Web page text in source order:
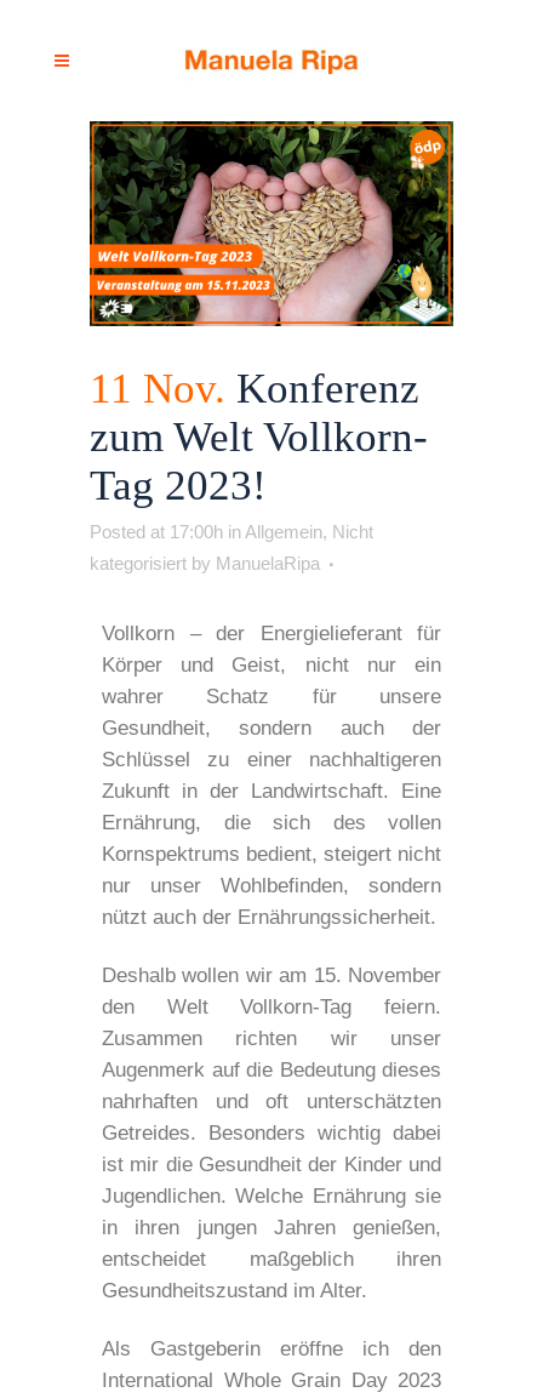
11 Nov. Konferenz
zum Welt Vollkorn-
Tag 2023!
Posted at 17:00h inAllgemein, Nicht
kategorisiert by ManuelaRipa
Vollkorn – der Energielieferant für
Körper und Geist, nicht nur ein
wahrer Schatz für unsere
Gesundheit, sondern auch der
Schlüssel zu einer nachhaltigeren
Zukunft in der Landwirtschaft. Eine
Ernährung, die sich des vollen
Kornspektrums bedient, steigert nicht
nur unser Wohlbefinden, sondern
nützt auch der Ernährungssicherheit.
Deshalb wollen wir am 15. November
den Welt Vollkorn-Tag feiern.
Zusammen richten wir unser
Augenmerk auf die Bedeutung dieses
nahrhaften und oft unterschätzten
Getreides. Besonders wichtig dabei
ist mir die Gesundheit der Kinder und
Jugendlichen. Welche Ernährung sie
in ihren jungen Jahren genießen,
entscheidet maßgeblich ihren
Gesundheitszustand im Alter.
Als Gastgeberin eröffne ich den
International Whole Grain Day 2023